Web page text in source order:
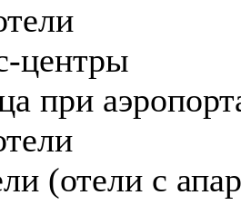
центры
при
(отели с